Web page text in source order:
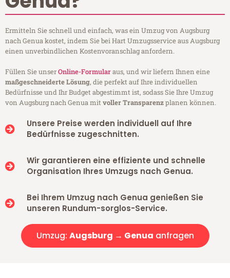
Ermitteln Sie schnell und einfach, was ein Umzug von Augsburg
nach Genua kostet, indem Sie bei Hart Umzugsservice aus Augsburg
einen unverbindlichen Kostenvoranschlag anfordern.
Füllen Sie unserOnline-Formularaus, und wir liefern Ihnen eine
maßgeschneiderte Lösung, die perfekt auf Ihre individuellen
Bedürfnisse und Ihr Budget abgestimmt ist, sodass Sie Ihre Umzug
von Augsburg nach Genua mitvoller Transparenzplanen können.
Unsere Preise werden individuell auf Ihre
Bedürfnisse zugeschnitten.
Wir garantieren eine effiziente und schnelle
Organisation Ihres Umzugs nach Genua.
Bei Ihrem Umzug nach Genua genießen Sie
unseren Rundum-sorglos-Service.
Umzug: Augsburg → Genua anfragen